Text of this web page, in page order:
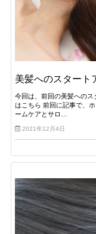
美髪へのスター
今回は、前回の美髪への
はこちら 前回に記事で、
ームケアとサロ…
2021年12月4日